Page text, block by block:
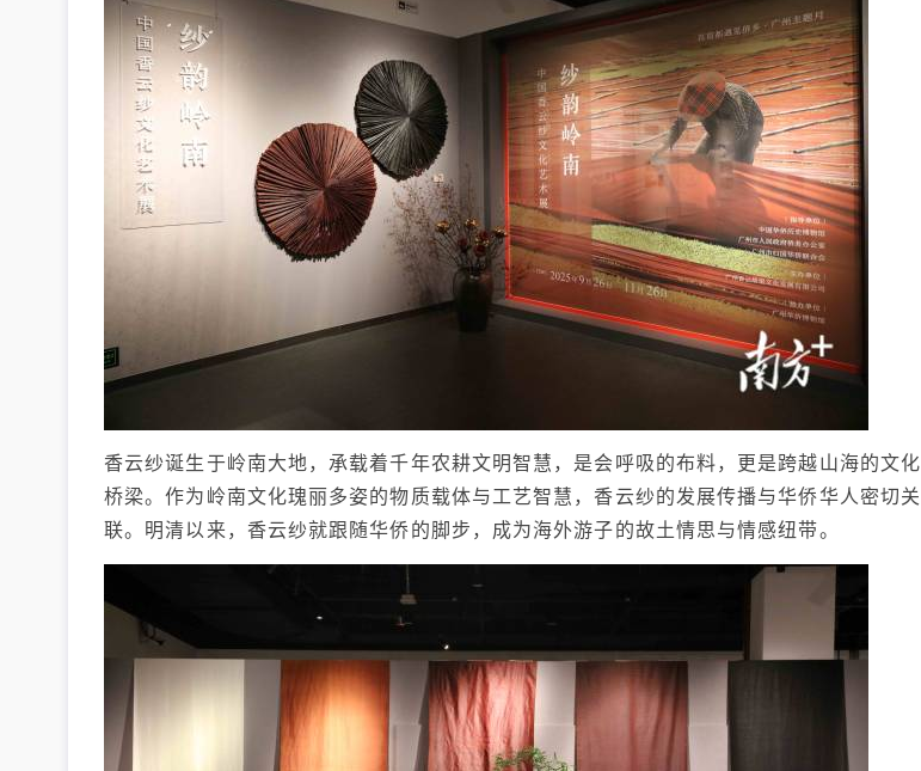
香云纱诞生于岭南大地，承载着千年农耕文明智慧，是会呼吸的布料，更是跨越山海的文化
桥梁。作为岭南文化瑰丽多姿的物质载体与工艺智慧，香云纱的发展传播与华侨华人密切关
联。明清以来，香云纱就跟随华侨的脚步，成为海外游子的故土情思与情感纽带。